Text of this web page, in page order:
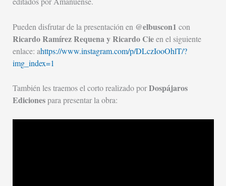
Pueden disfrutar de la presentación en @elbuscon1 con
Ricardo Ramírez Requena y Ricardo Cieen el siguiente
enlace: ahttps://www.instagram.com/p/DLczIooOhlT/?
img_index=1
También les traemos el corto realizado porDospájaros
Edicionespara presentar la obra: